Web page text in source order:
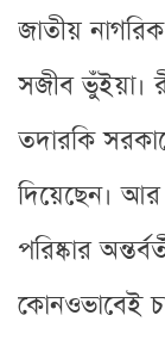
জাতীয়
সজীব ভুঁইয়া।
তদারকি
দিয়েছেন।
পরিষ্কার
কোনওভাবেই